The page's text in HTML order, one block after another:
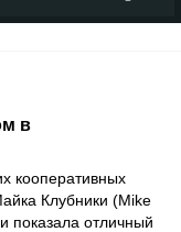
в
кооперативных
Клубники (Mike
показала отличный